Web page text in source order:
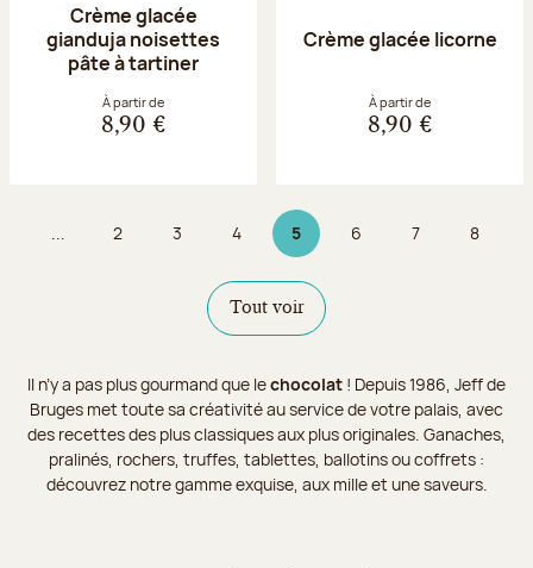
Crème glacée
gianduja noisettes
pâte à tartiner
À partir de
8,90 €
Crème glacée licorne
À partir de
8,90 €
... Page
2 Page
3 Page
4 5Page 5 sur 9
Page
6 Page
7 Page
8
Tout voir
Il n’y a pas plus gourmand que lechocolat ! Depuis 1986, Jeff de
Bruges met toute sa créativité au service de votre palais, avec
des recettes des plus classiques aux plus originales. Ganaches,
pralinés, rochers, truffes, tablettes, ballotins ou coffrets :
découvrez notre gamme exquise, aux mille et une saveurs.